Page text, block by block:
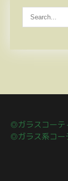
◎ガラスコーテ
◎ガラス系コー